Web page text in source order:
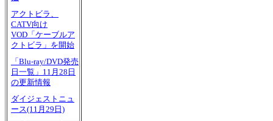
アクトビラ、
CATV向け
VOD「ケーブルア
クトビラ」を開始
「Blu-ray/DVD発売
日一覧」11月28日
の更新情報
ダイジェストニュ
ース(11月29日)